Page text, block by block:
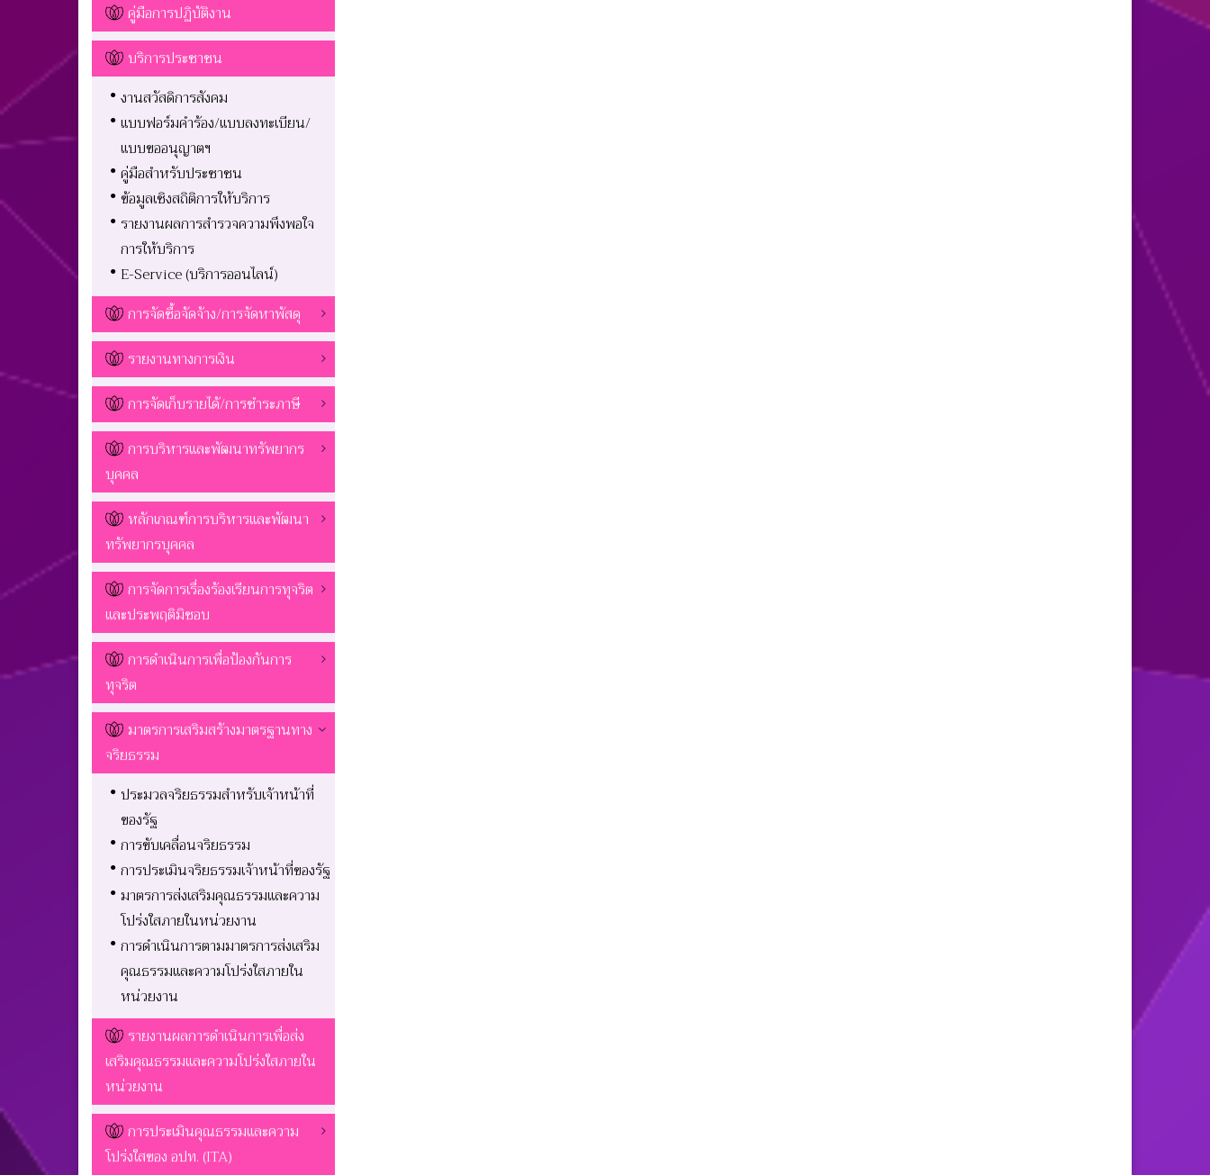
คู่มือการปฏิบัติงาน
บริการประชาชน
งานสวัสดิการสังคม
แบบฟอร์มคำร้อง/แบบลงทะเบียน/
แบบขออนุญาตฯ
คู่มือสำหรับประชาชน
ข้อมูลเชิงสถิติการให้บริการ
รายงานผลการสำรวจความพึงพอใจ
การให้บริการ
E-Service (บริการออนไลน์)
การจัดซื้อจัดจ้าง/การจัดหาพัสดุ
รายงานทางการเงิน
การจัดเก็บรายได้/การชำระภาษี
การบริหารและพัฒนาทรัพยากร
บุคคล
หลักเกณฑ์การบริหารและพัฒนา
ทรัพยากรบุคคล
การจัดการเรื่องร้องเรียนการทุจริต
และประพฤติมิชอบ
การดำเนินการเพื่อป้องกันการ
ทุจริต
มาตรการเสริมสร้างมาตรฐานทาง
จริยธรรม
ประมวลจริยธรรมสำหรับเจ้าหน้าที่
ของรัฐ
การขับเคลื่อนจริยธรรม
การประเมินจริยธรรมเจ้าหน้าที่ของรัฐ
มาตรการส่งเสริมคุณธรรมและความ
โปร่งใสภายในหน่วยงาน
การดำเนินการตามมาตรการส่งเสริม
คุณธรรมและความโปร่งใสภายใน
หน่วยงาน
รายงานผลการดำเนินการเพื่อส่ง
เสริมคุณธรรมและความโปร่งใสภายใน
หน่วยงาน
การประเมินคุณธรรมและความ
โปร่งใสของ อปท. (ITA)